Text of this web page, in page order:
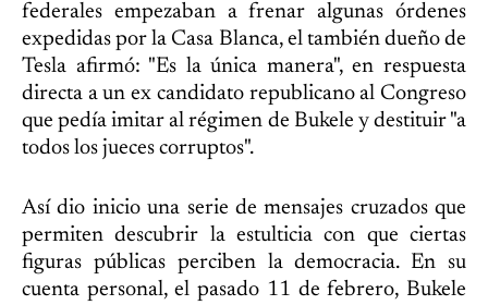
federales empezaban a frenar algunas órdenes
expedidas por la Casa Blanca, el también dueño de
Tesla afirmó: "Es la única manera", en respuesta
directa a un ex candidato republicano al Congreso
que pedía imitar al régimen de Bukele y destituir "a
todos los jueces corruptos".
Así dio inicio una serie de mensajes cruzados que
permiten descubrir la estulticia con que ciertas
figuras públicas perciben la democracia. En su
cuenta personal, el pasado 11 de febrero, Bukele